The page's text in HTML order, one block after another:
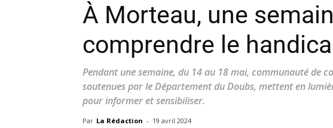
À Morteau, une
comprendre le
Pendant une semaine, du 14 au 18 mai, communauté de
soutenues par le Département du Doubs, mettent en
pour informer et sensibiliser.
Par La Rédaction - 19 avril 2024